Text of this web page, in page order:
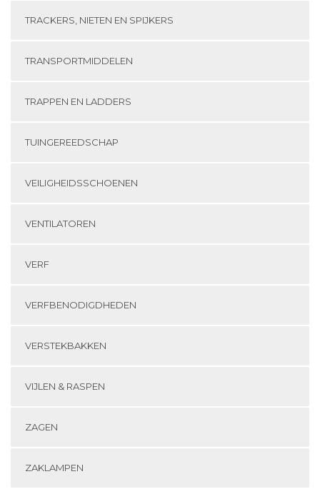
TRACKERS, NIETEN EN SPIJKERS
TRANSPORTMIDDELEN
TRAPPEN EN LADDERS
TUINGEREEDSCHAP
VEILIGHEIDSSCHOENEN
VENTILATOREN
VERF
VERFBENODIGDHEDEN
VERSTEKBAKKEN
VIJLEN & RASPEN
ZAGEN
ZAKLAMPEN